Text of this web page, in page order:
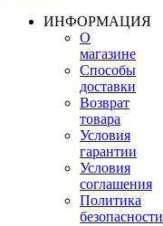
ИНФОРМАЦИЯ
О
магазине
Способы
доставки
Возврат
товара
Условия
гарантии
Условия
соглашения
Политика
безопасности